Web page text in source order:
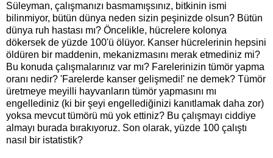
Süleyman, çalışmanızı basmamışsınız, bitkinin ismi
bilinmiyor, bütün dünya neden sizin peşinizde olsun? Bütün
dünya ruh hastası mı? Öncelikle, hücrelere kolonya
dökersek de yüzde 100'ü ölüyor. Kanser hücrelerinin hepsini
öldüren bir maddenin, mekanizmasını merak etmediniz mi?
Bu konuda çalışmalarınız var mı? Farelerinizin tümör yapma
oranı nedir? 'Farelerde kanser gelişmedi!' ne demek? Tümör
üretmeye meyilli hayvanların tümör yapmasını mı
engellediniz (ki bir şeyi engellediğinizi kanıtlamak daha zor)
yoksa mevcut tümörü mü yok ettiniz? Bu çalışmayı ciddiye
almayı burada bırakıyoruz. Son olarak, yüzde 100 çalıştı
nasıl bir istatistik?